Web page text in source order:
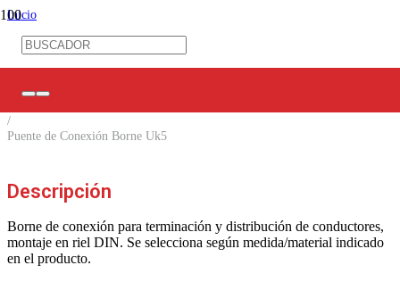
Inicio
Control Industrial
/
Puente de Conexión Borne Uk5
Descripción
Borne de conexión para terminación y distribución de conductores,
montaje en riel DIN. Se selecciona según medida/material indicado
en el producto.